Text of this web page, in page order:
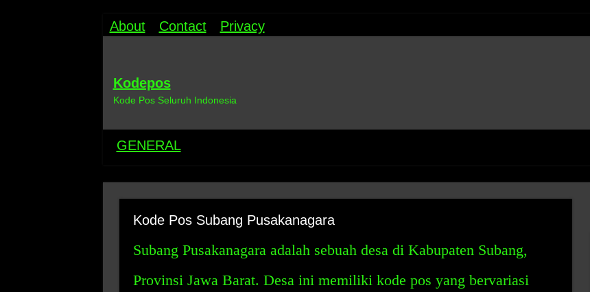
About Contact Privacy
Kodepos
Kode Pos Seluruh Indonesia
GENERAL
Kode Pos Subang Pusakanagara
Subang Pusakanagara adalah sebuah desa di Kabupaten Subang,
Provinsi Jawa Barat. Desa ini memiliki kode pos yang bervariasi